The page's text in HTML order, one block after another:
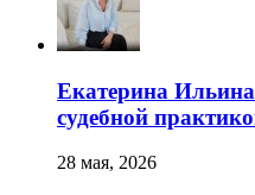
Екатерина
судебной
28 мая, 2026